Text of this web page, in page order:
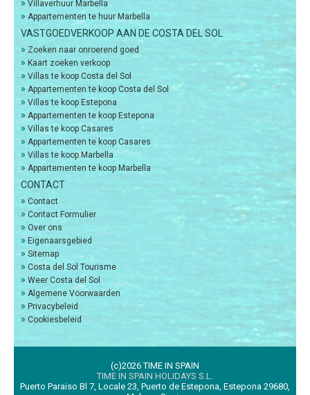
» Villaverhuur Marbella
» Appartementen te huur Marbella
VASTGOEDVERKOOP AAN DE COSTA DEL SOL
» Zoeken naar onroerend goed
» Kaart zoeken verkoop
» Villas te koop Costa del Sol
» Appartementen te koop Costa del Sol
» Villas te koop Estepona
» Appartementen te koop Estepona
» Villas te koop Casares
» Appartementen te koop Casares
» Villas te koop Marbella
» Appartementen te koop Marbella
CONTACT
» Contact
» Contact Formulier
» Over ons
» Eigenaarsgebied
» Sitemap
» Costa del Sol Tourisme
» Weer Costa del Sol
» Algemene Voorwaarden
» Privacybeleid
» Cookiesbeleid
(c)2026 TIME IN SPAIN
TIME IN SPAIN HOLIDAYS S.L.
Puerto Paraiso Bl 7, Locale 23, Puerto de Estepona, Estepona 29680,